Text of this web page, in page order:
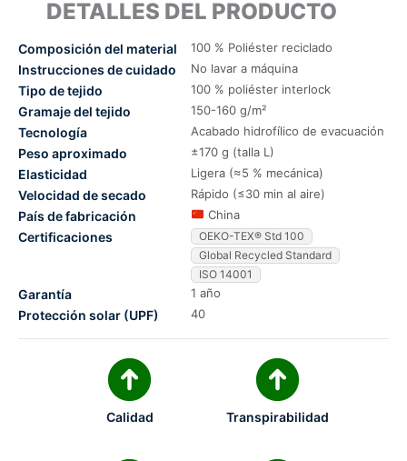
DETALLES DEL PRODUCTO
Composición del material 100 % Poliéster reciclado
Instrucciones de cuidado No lavar a máquina
Tipo de tejido 100 % poliéster interlock
Gramaje del tejido 150-160 g/m²
Tecnología Acabado hidrofílico de evacuación
Peso aproximado ±170 g (talla L)
Elasticidad Ligera (≈5 % mecánica)
Velocidad de secado Rápido (≤30 min al aire)
País de fabricación China
Certificaciones
OEKO-TEX® Std 100
Global Recycled Standard
ISO 14001
Garantía 1 año
Protección solar (UPF) 40
Calidad Transpirabilidad